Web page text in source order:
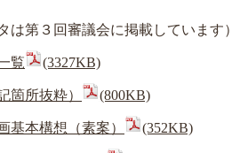
第３回審議会に掲載しています）
覧 (3327KB)
箇所抜粋） (800KB)
本構想（素案） (352KB)